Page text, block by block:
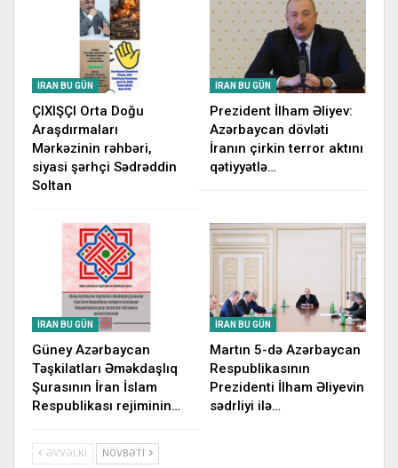
İRAN BU GÜN
ÇIXIŞÇI Orta Doğu
Araşdırmaları
Mərkəzinin rəhbəri,
siyasi şərhçi Sədrəddin
Soltan
İRAN BU GÜN
Prezident İlham Əliyev:
Azərbaycan dövləti
İranın çirkin terror aktını
qətiyyətlə…
İRAN BU GÜN
Güney Azərbaycan
Təşkilatları Əməkdaşlıq
Şurasının İran İslam
Respublikası rejiminin…
İRAN BU GÜN
Martın 5-də Azərbaycan
Respublikasının
Prezidenti İlham Əliyevin
sədrliyi ilə…
ƏVVƏLKI NÖVBƏTI